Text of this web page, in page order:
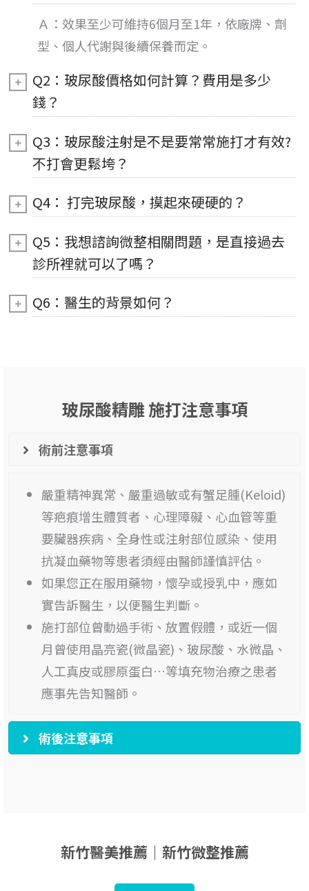
Ａ： 效果至少可維持6個月至1年，依廠牌、劑
型、個人代謝與後續保養而定。
Q2：玻尿酸價格如何計算？費用是多少
錢？
Q3：玻尿酸注射是不是要常常施打才有效?
不打會更鬆垮？
Q4： 打完玻尿酸，摸起來硬硬的？
Q5：我想諮詢微整相關問題，是直接過去
診所裡就可以了嗎？
Q6：醫生的背景如何？
玻尿酸精雕 施打注意事項
術前注意事項
嚴重精神異常、嚴重過敏或有蟹足腫(Keloid)
等疤痕增生體質者、心理障礙、心血管等重
要臟器疾病、全身性或注射部位感染、使用
抗凝血藥物等患者須經由醫師謹慎評估。
如果您正在服用藥物，懷孕或授乳中，應如
實告訴醫生，以便醫生判斷。
施打部位曾動過手術、放置假體，或近一個
月曾使用晶亮瓷(微晶瓷)、玻尿酸、水微晶、
人工真皮或膠原蛋白…等填充物治療之患者
應事先告知醫師。
術後注意事項
新竹醫美推薦｜新竹微整推薦